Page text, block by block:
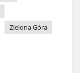
Zielona Góra